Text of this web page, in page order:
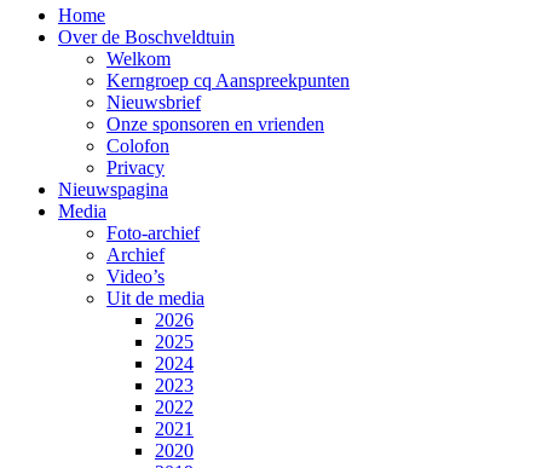
Home
Over de Boschveldtuin
Welkom
Kerngroep cq Aanspreekpunten
Nieuwsbrief
Onze sponsoren en vrienden
Colofon
Privacy
Nieuwspagina
Media
Foto-archief
Archief
Video’s
Uit de media
2026
2025
2024
2023
2022
2021
2020